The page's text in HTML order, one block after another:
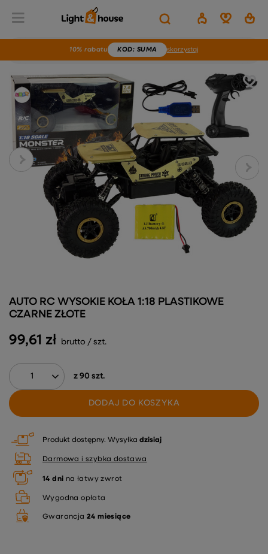
10% rabatu KOD: SUMA skorzystaj
99,61 zł brutto / szt.
z 90 szt.
DODAJ DO KOSZYKA
AUTO RC WYSOKIE KOŁA 1:18 PLASTIKOWE
CZARNE ZŁOTE
Produkt dostępny Wysyłka dzisiaj
Darmowa i szybka dostawa
14 dni na łatwy zwrot
Wygodna opłata
Gwarancja 24 miesiące